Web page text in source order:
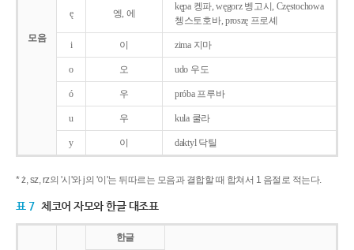
모음
ę 엥, 에
kępa 켕파, węgorz 벵고시, Częstochowa
쳉스토호바, proszę 프로셰
i 이 zima 지마
o 오 udo 우도
ó 우 próba 프루바
u 우 kula 쿨라
y 이 daktyl 닥틸
* ż, sz, rz의 '시'와 j의 '이'는 뒤따르는 모음과 결합할 때 합쳐서 1 음절로 적는다.
표 7 체코어 자모와 한글 대조표
한글